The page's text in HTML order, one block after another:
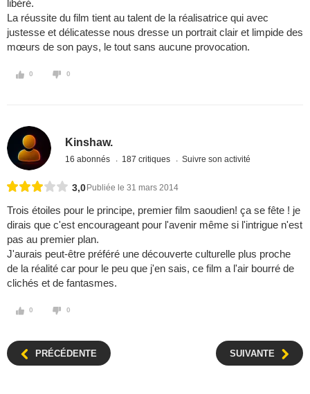
libéré.
La réussite du film tient au talent de la réalisatrice qui avec
justesse et délicatesse nous dresse un portrait clair et limpide des
mœurs de son pays, le tout sans aucune provocation.
0 0
Kinshaw.
16 abonnés 187 critiques Suivre son activité
3,0 Publiée le 31 mars 2014
Trois étoiles pour le principe, premier film saoudien! ça se fête ! je
dirais que c'est encourageant pour l'avenir même si l'intrigue n'est
pas au premier plan.
J'aurais peut-être préféré une découverte culturelle plus proche
de la réalité car pour le peu que j'en sais, ce film a l'air bourré de
clichés et de fantasmes.
0 0
PRÉCÉDENTE SUIVANTE